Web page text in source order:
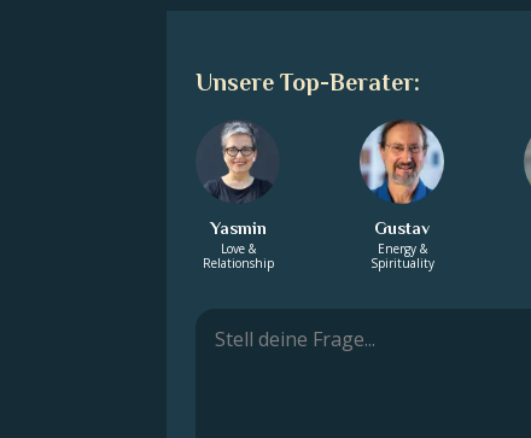
Unsere Top-Berater:
Yasmin
Love &
Relationship
Gustav
Energy &
Spirituality